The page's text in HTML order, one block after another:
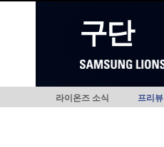
구단
라이온즈 소식 프리뷰